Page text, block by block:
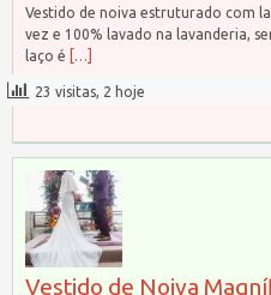
Vestido de noiva estruturado com
vez e 100% lavado na lavanderia,
laço é
[…]
23 visitas, 2 hoje
Vestido de Noiva